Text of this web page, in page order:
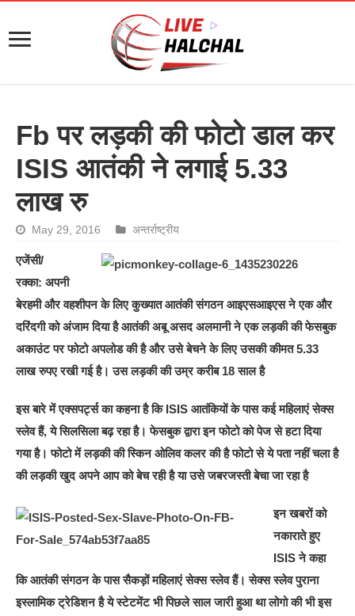
Fb पर लड़की की फोटो डाल कर
ISIS आतंकी ने लगाई 5.33
लाख रु
May 29, 2016 अन्तर्राष्ट्रीय
एजेंसी/
रक्का: अपनी
बेरहमी और वहशीपन के लिए कुख्यात आतंकी संगठन आइएसआइएस ने एक और
दरिंदगी को अंजाम दिया है आतंकी अबू असद अलमानी ने एक लड़की की फेसबुक
अकाउंट पर फोटो अपलोड की है और उसे बेचने के लिए उसकी कीमत 5.33
लाख रुपए रखी गई है। उस लड़की की उम्र करीब 18 साल है
इस बारे में एक्सपर्ट्स का कहना है कि ISIS आतंकियों के पास कई महिलाएं सेक्स
स्लेव हैं, ये सिलसिला बढ़ रहा है। फेसबुक द्वारा इन फोटो को पेज से हटा दिया
गया है। फोटो में लड़की की स्किन ओलिव कलर की है फोटो से ये पता नहीं चला है
की लड़की खुद अपने आप को बेच रही है या उसे जबरजस्ती बेचा जा रहा है
इन खबरों को
नकाराते हुए
ISIS ने कहा
कि आतंकी संगठन के पास सैकड़ों महिलाएं सेक्स स्लेव हैं। सेक्स स्लेव पुराना
इस्लामिक ट्रेडिशन है ये स्टेटमेंट भी पिछले साल जारी हुआ था लोगो की भी इस